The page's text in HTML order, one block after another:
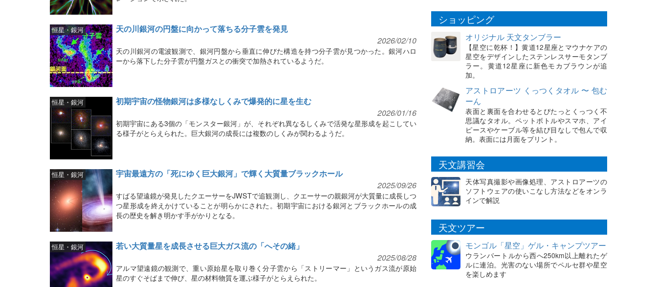
天の川銀河の円盤に向かって落ちる分子雲を発見
恒星・銀河
2026/02/10
天の川銀河の電波観測で、銀河円盤から垂直に伸びた構造を持つ分子雲が見つかった。銀河ハロ
ーから落下した分子雲が円盤ガスとの衝突で加熱されているようだ。
初期宇宙の怪物銀河は多様なしくみで爆発的に星を生む
恒星・銀河
2026/01/16
初期宇宙にある3個の「モンスター銀河」が、それぞれ異なるしくみで活発な星形成を起こしてい
る様子がとらえられた。巨大銀河の成長には複数のしくみが関わるようだ。
宇宙最遠方の「死にゆく巨大銀河」で輝く大質量ブラックホール
恒星・銀河
2025/09/26
すばる望遠鏡が発見したクエーサーをJWSTで追観測し、クエーサーの親銀河が大質量に成長しつ
つ星形成を終えかけていることが明らかにされた。初期宇宙における銀河とブラックホールの成
長の歴史を解き明かす手がかりとなる。
若い大質量星を成長させる巨大ガス流の「へその緒」
恒星・銀河
2025/08/28
アルマ望遠鏡の観測で、重い原始星を取り巻く分子雲から「ストリーマー」というガス流が原始
星のすぐそばまで伸び、星の材料物質を運ぶ様子がとらえられた。
ショッピング
オリジナル 天文タンブラー
【星空に乾杯！】黄道12星座とマウナケアの
星空をデザインしたステンレスサーモタンブ
ラー。黄道12星座に新色モカブラウンが追
加。
アストロアーツ くっつくタオル 〜 包む
ーん
表面と裏面を合わせるとぴたっとくっつく不
思議なタオル。ペットボトルやスマホ、アイ
ピースやケーブル等を結び目なしで包んで収
納。表面には月面をプリント。
天文講習会
天体写真撮影や画像処理、アストロアーツの
ソフトウェアの使いこなし方法などをオンラ
インで解説
天文ツアー
モンゴル「星空」ゲル・キャンプツアー
ウランバートルから西へ250km以上離れたゲ
ルに連泊。光害のない場所でペルセ群や星空
を楽しめます